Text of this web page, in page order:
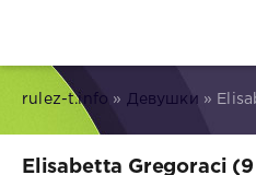
rulez-t.info » Девушки »
Elisabetta Gregoraci